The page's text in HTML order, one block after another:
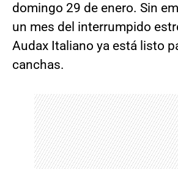
domingo 29 de enero. Sin
un mes del interrumpido
Audax Italiano ya está listo
canchas.